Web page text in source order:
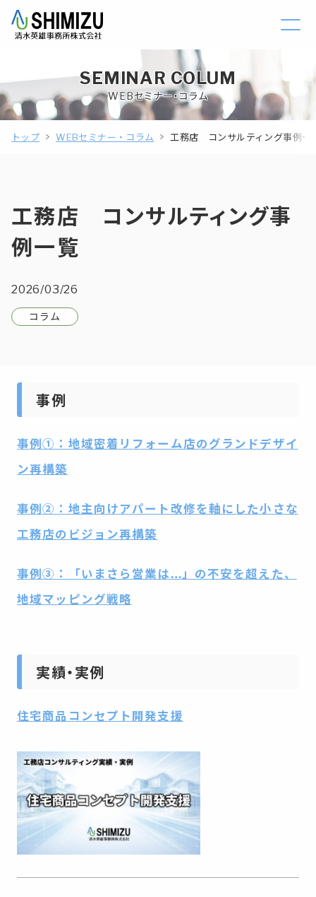
SEMINAR COLUM
WEBセミナー・コラム
トップ WEBセミナー・コラム 工務店 コンサルティング事例一
工務店 コンサルティング事
例一覧
2026/03/26
コラム
事例
事例①：地域密着リフォーム店のグランドデザイ
ン再構築
事例②：地主向けアパート改修を軸にした小さな
工務店のビジョン再構築
事例③：「いまさら営業は…」の不安を超えた、
地域マッピング戦略
実績・実例
住宅商品コンセプト開発支援